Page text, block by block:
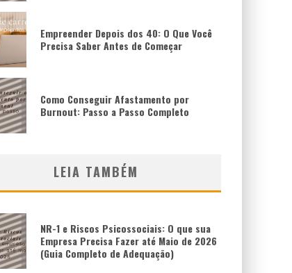
Empreender Depois dos 40: O Que Você
Precisa Saber Antes de Começar
Como Conseguir Afastamento por
Burnout: Passo a Passo Completo
LEIA TAMBÉM
NR-1 e Riscos Psicossociais: O que sua
Empresa Precisa Fazer até Maio de 2026
(Guia Completo de Adequação)